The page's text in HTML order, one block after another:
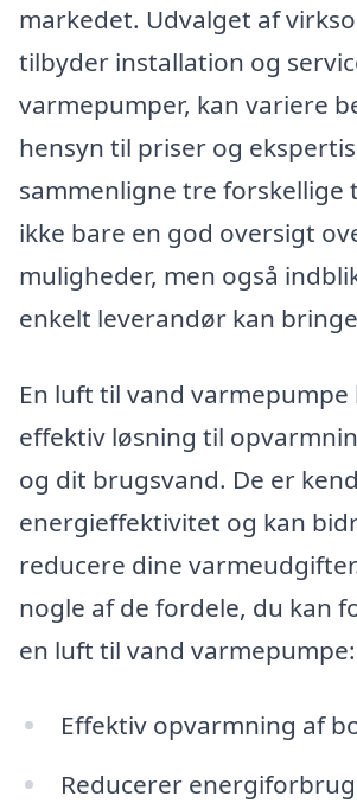
markedet. Udvalget af
tilbyder installation og
varmepumper, kan variere
hensyn til priser og
sammenligne tre forskellige
ikke bare en god oversigt
muligheder, men også
enkelt leverandør kan
En luft til vand
effektiv løsning til
og dit brugsvand. De er
energieffektivitet og kan
reducere dine
nogle af de fordele, du kan
en luft til vand varmepumpe:
Effektiv opvarmning af
Reducerer